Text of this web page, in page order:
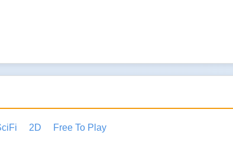
2D Free To Play